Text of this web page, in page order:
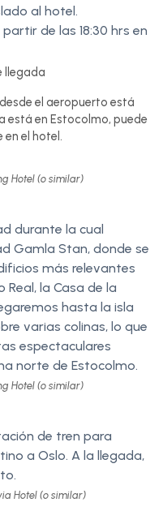
al hotel.
de las 18:30 hrs en
llegada
el aeropuerto está
está en Estocolmo, puede
el hotel.
Hotel (o similar)
durante la cual
Gamla Stan, donde se
más relevantes
Real, la Casa de la
hasta la isla
varias colinas, lo que
espectaculares
norte de Estocolmo.
Hotel (o similar)
de tren para
a Oslo. A la llegada,
Hotel (o similar)